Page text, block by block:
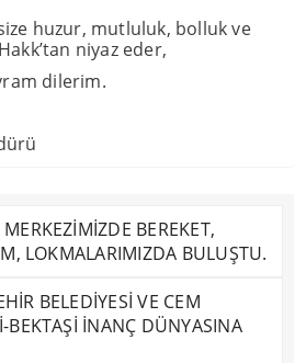
huzur, mutluluk, bolluk ve
niyaz eder,
dilerim.
BEREKET,
LOKMALARIMIZDA BULUŞTU.
BELEDİYESİ VE CEM
BEKTAŞİ İNANÇ DÜNYASINA